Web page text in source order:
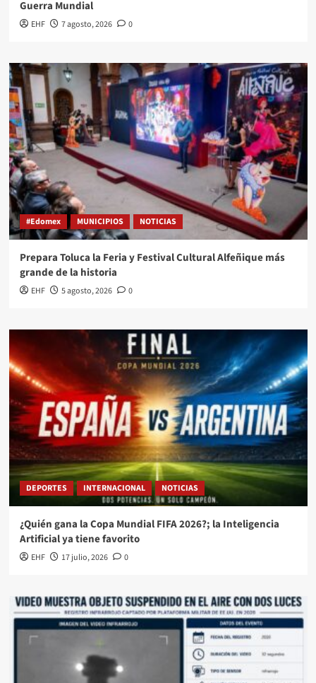
Guerra Mundial
EHF 7 agosto, 2026 0
#Edomex MUNICIPIOS NOTICIAS
Prepara Toluca la Feria y Festival Cultural Alfeñique más
grande de la historia
EHF 5 agosto, 2026 0
DEPORTES INTERNACIONAL NOTICIAS
¿Quién gana la Copa Mundial FIFA 2026?; la Inteligencia
Artificial ya tiene favorito
EHF 17 julio, 2026 0